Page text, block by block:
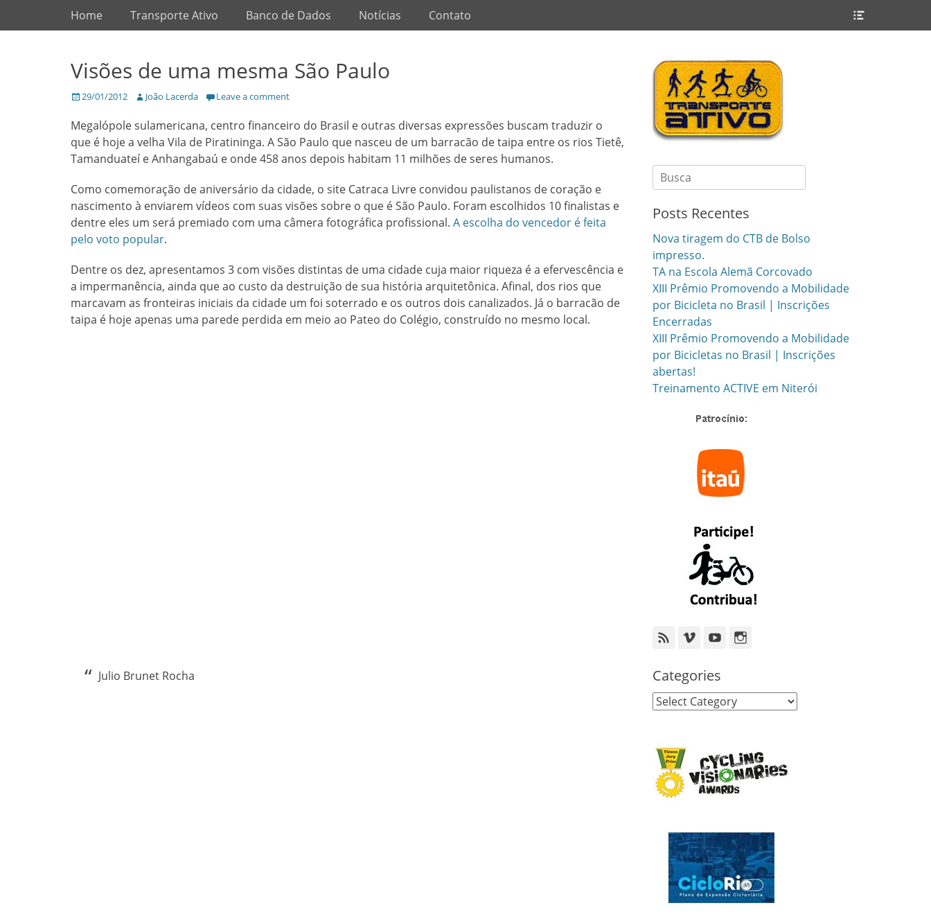
Primary Menu
SkipHome Transporte Ativo Banco de Dados Notícias Contato
Visões de uma mesma São Paulo
Posted
29/01/2012 Author
João Lacerda Leave a comment
Megalópole sulamericana, centro financeiro do Brasil e outras diversas expressões buscam traduzir o
que é hoje a velha Vila de Piratininga. A São Paulo que nasceu de um barracão de taipa entre os rios Tietê,
Tamanduateí e Anhangabaú e onde 458 anos depois habitam 11 milhões de seres humanos.
Como comemoração de aniversário da cidade, o site Catraca Livre convidou paulistanos de coração e
nascimento à enviarem vídeos com suas visões sobre o que é São Paulo. Foram escolhidos 10 finalistas e
dentre eles um será premiado com uma câmera fotográfica profissional. A escolha do vencedor é feita
pelo voto popular.
Dentre os dez, apresentamos 3 com visões distintas de uma cidade cuja maior riqueza é a efervescência e
a impermanência, ainda que ao custo da destruição de sua história arquitetônica. Afinal, dos rios que
marcavam as fronteiras iniciais da cidade um foi soterrado e os outros dois canalizados. Já o barracão de
taipa é hoje apenas uma parede perdida em meio ao Pateo do Colégio, construído no mesmo local.
Julio Brunet Rocha
Search
for:
Posts Recentes
Nova tiragem do CTB de Bolso
impresso.
TA na Escola Alemã Corcovado
XIII Prêmio Promovendo a Mobilidade
por Bicicleta no Brasil | Inscrições
Encerradas
XIII Prêmio Promovendo a Mobilidade
por Bicicletas no Brasil | Inscrições
abertas!
Treinamento ACTIVE em Niterói
Feed VimeoYouTube
Categories
Categories